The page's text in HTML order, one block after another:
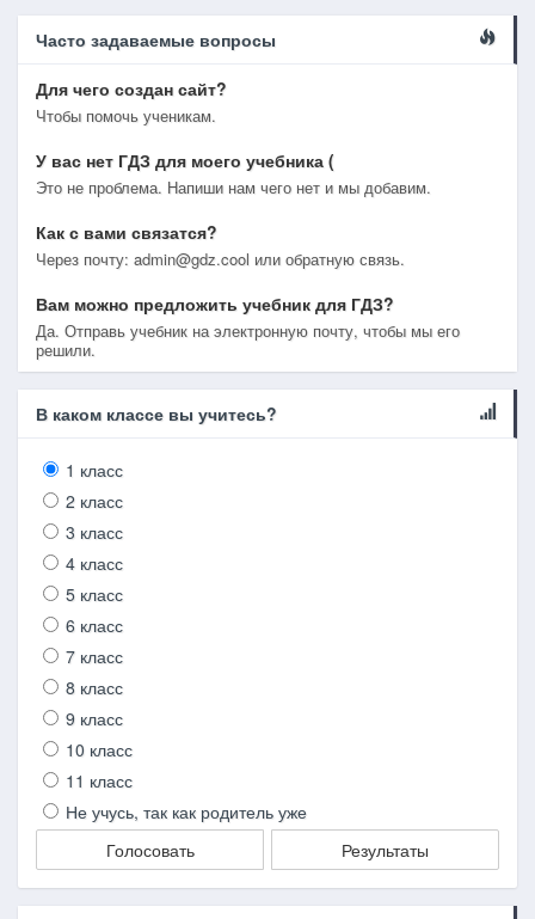
Часто задаваемые вопросы
Для чего создан сайт?
Чтобы помочь ученикам.
У вас нет ГДЗ для моего учебника (
Это не проблема. Напиши нам чего нет и мы добавим.
Как с вами связатся?
Через почту: admin@gdz.cool или обратную связь.
Вам можно предложить учебник для ГДЗ?
Да. Отправь учебник на электронную почту, чтобы мы его
решили.
В каком классе вы учитесь?
1 класс
2 класс
3 класс
4 класс
5 класс
6 класс
7 класс
8 класс
9 класс
10 класс
11 класс
Не учусь, так как родитель уже
Голосовать
Результаты